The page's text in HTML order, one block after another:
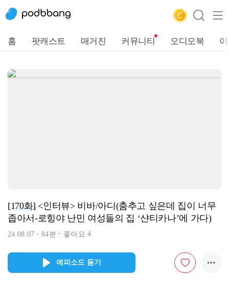
홈 팟캐스트 매거진 커뮤니티 오디오북
[170화]<인터뷰> 비바/아디(춤추고 싶은데 집이 너무
좁아서-로힝야 난민 여성들의 집 ‘샨티카나’에 가다)
24.08.07 84분 좋아요4
에피소드 듣기